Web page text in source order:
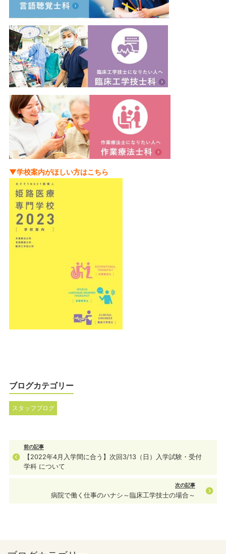
▼学校案内がほしい方はこちら
ブログカテゴリー
スタッフブログ
前の記事
【2022年4月入学間に合う】次回3/13（日）入学試験・受付
学科 について
次の記事
病院で働く仕事のハナシ～臨床工学技士の場合～